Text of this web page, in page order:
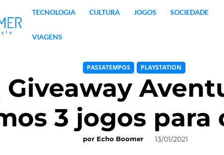
TECNOLOGIA CULTURA JOGOS SOCIEDADE
VIAGENS
PASSATEMPOS PLAYSTATION
3 jogos
por Echo Boomer 13/01/2021